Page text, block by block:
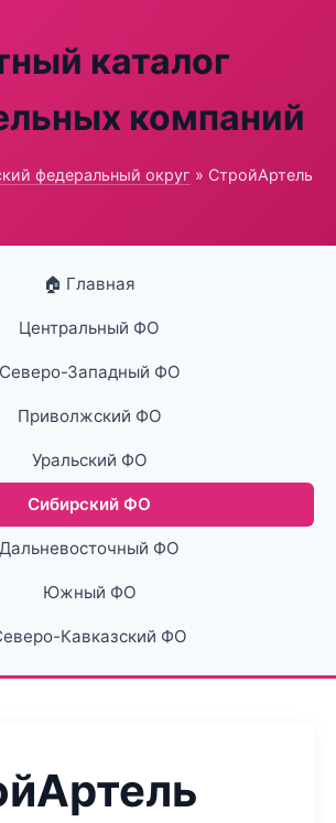
каталог
компаний
федеральный округ » СтройАртель
🏠 Главная
Центральный ФО
Северо-Западный ФО
Приволжский ФО
Уральский ФО
Сибирский ФО
Дальневосточный ФО
Южный ФО
Кавказский ФО